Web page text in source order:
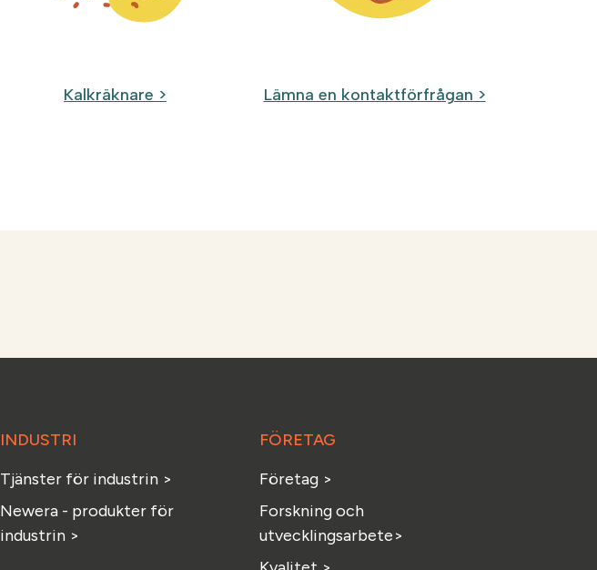
Kalkräknare > Lämna en kontaktförfrågan >
INDUSTRI
Tjänster för industrin >
Newera - produkter för
industrin >
FÖRETAG
Företag >
Forskning och
utvecklingsarbete>